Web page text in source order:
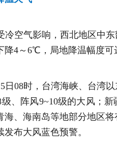
冷空气影响，西北地区中
降4～6℃，局地降温幅度可
日08时，台湾海峡、台湾
、阵风9~10级的大风；
、海南岛等地部分地区
布大风蓝色预警。